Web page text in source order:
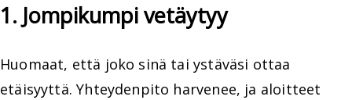
1. Jompikumpi vetäytyy
Huomaat, että joko sinä tai ystäväsi ottaa
etäisyyttä. Yhteydenpito harvenee, ja aloitteet